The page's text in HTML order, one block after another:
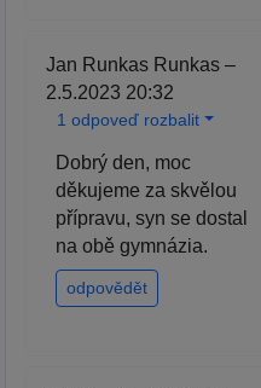
Jan Runkas Runkas –
2.5.2023 20:32
1 odpoveď rozbalit
Dobrý den, moc
děkujeme za skvělou
přípravu, syn se dostal
na obě gymnázia.
odpovědět